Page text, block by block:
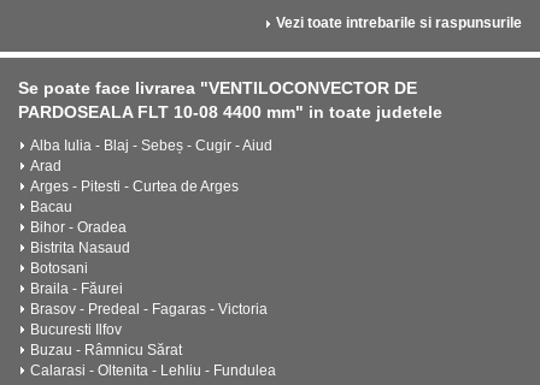
Vezi toate intrebarile si raspunsurile
Se poate face livrarea "VENTILOCONVECTOR DE
PARDOSEALA FLT 10-08 4400 mm" in toate judetele
Alba Iulia - Blaj - Sebeș - Cugir - Aiud
Arad
Arges - Pitesti - Curtea de Arges
Bacau
Bihor - Oradea
Bistrita Nasaud
Botosani
Braila - Făurei
Brasov - Predeal - Fagaras - Victoria
Bucuresti Ilfov
Buzau - Râmnicu Sărat
Calarasi - Oltenita - Lehliu - Fundulea